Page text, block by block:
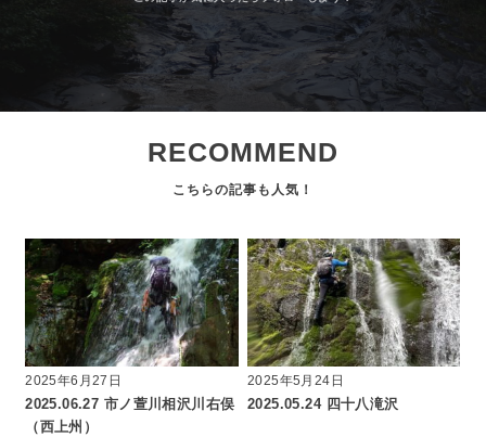
RECOMMEND
2025年6月27日
2025.06.27 市ノ萱川相沢川右俣
（西上州）
2025年5月24日
2025.05.24 四十八滝沢